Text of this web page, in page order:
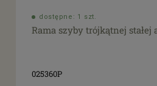
dostępne: 1 szt.
Rama szyby trójkątnej
025360P